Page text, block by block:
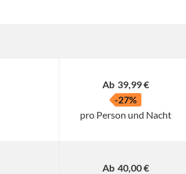
Ab 39,99 €
-27%
pro Person und Nacht
Ab 40,00 €